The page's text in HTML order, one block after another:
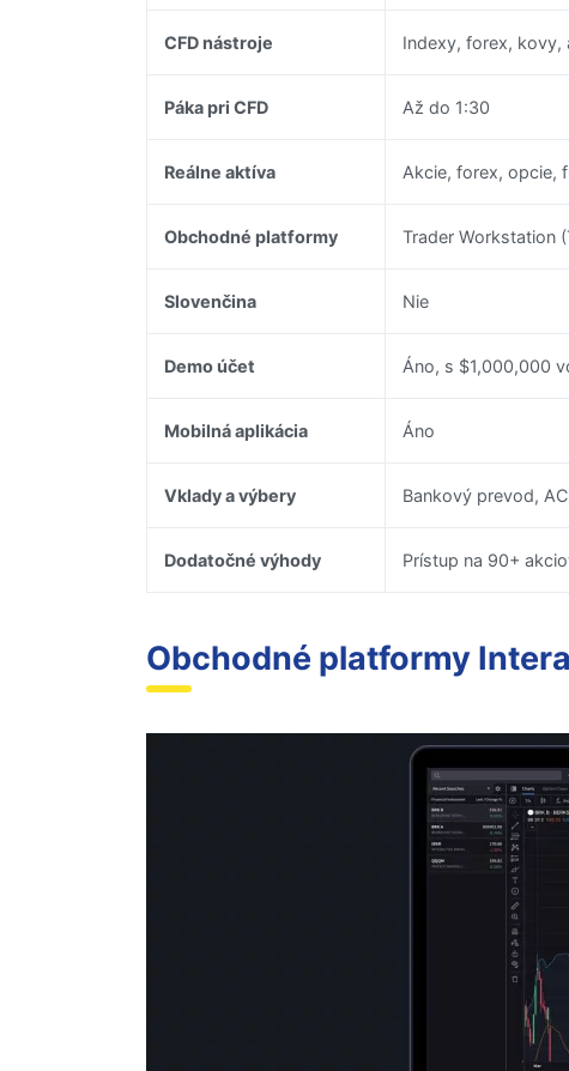
CFD nástroje Indexy, forex, kovy,
Páka pri CFD Až do 1:30
Reálne aktíva Akcie, forex, opcie,
Obchodné platformy Trader Workstation
Slovenčina Nie
Demo účet Áno, s $1,000,000
Mobilná aplikácia Áno
Vklady a výbery Bankový prevod,
Dodatočné výhody Prístup na 90+
Obchodné platformy